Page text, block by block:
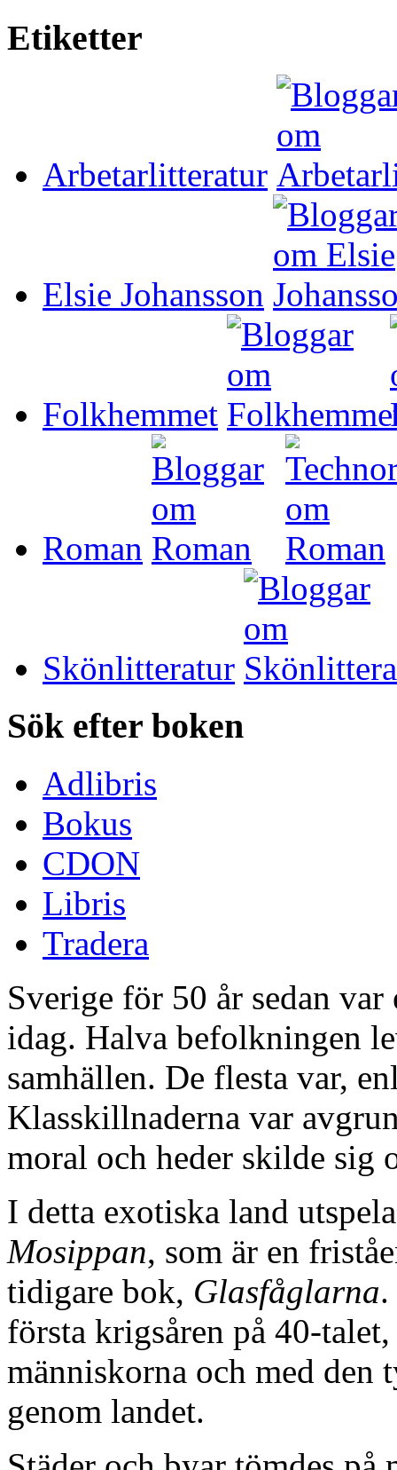
Etiketter
Arbetarlitteratur
Elsie Johansson
Folkhemmet
Roman
Skönlitteratur
Sök efter boken
Adlibris
Bokus
CDON
Libris
Tradera
Sverige för 50 år sedan
idag. Halva befolkningen
samhällen. De flesta var,
Klasskillnaderna var
moral och heder skilde sig
I detta exotiska land
Mosippan, som är en
tidigare bok, Glasfåglarna
första krigsåren på 40-
människorna och med den
genom landet.